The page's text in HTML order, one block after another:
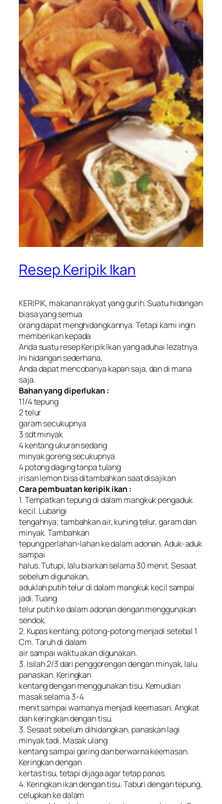
Resep Keripik Ikan
KERIPIK, makanan rakyat yang gurih. Suatu hidangan
biasa yang semua
orang dapat menghidangkannya. Tetapi kami ingin
memberikan kepada
Anda suatu resep Keripik Ikan yang aduhai lezatnya.
Ini hidangan sederhana,
Anda dapat mencobanya kapan saja, dan di mana
saja.
Bahan yang diperlukan :
11/4 tepung
2 telur
garam secukupnya
3 sdt minyak
4 kentang ukuran sedang
minyak goreng secukupnya
4 potong daging tanpa tulang
irisan lemon bisa ditambahkan saat disajikan
Cara pembuatan keripik ikan :
1. Tempatkan tepung di dalam mangkuk pengaduk
kecil. Lubangi
tengahnya; tambahkan air, kuning telur, garam dan
minyak. Tambahkan
tepung perlahan-lahan ke dalam adonan. Aduk-aduk
sampai
halus. Tutupi, lalu biarkan selama 30 menit. Sesaat
sebelum digunakan,
aduklah putih telur di dalam mangkuk kecil sampai
jadi. Tuang
telur putih ke dalam adonan dengan menggunakan
sendok.
2. Kupas kentang; potong-potong menjadi setebal 1
Cm. Taruh di dalam
air sampai waktu akan digunakan.
3. Isilah 2/3 dari penggorengan dengan minyak, lalu
panaskan. Keringkan
kentang dengan menggunakan tisu. Kemudian
masak selama 3-4
menit sampai warnanya menjadi keemasan. Angkat
dan keringkan dengan tisu.
3. Sesaat sebelum dihidangkan, panaskan lagi
minyak tadi. Masak ulang
kentang sampai garing dan berwarna keemasan.
Keringkan dengan
kertas tisu, tetapi dijaga agar tetap panas.
4. Keringkan ikan dengan tisu. Taburi dengan tepung,
celupkan ke dalam